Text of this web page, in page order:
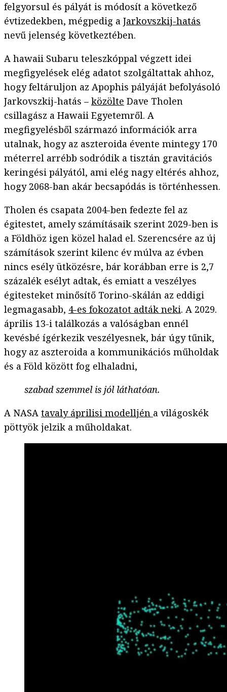
felgyorsul és pályát is módosít a következő
évtizedekben, mégpedig a Jarkovszkij-hatás
nevű jelenség következtében.
A hawaii Subaru teleszkóppal végzett idei
megfigyelések elég adatot szolgáltattak ahhoz,
hogy feltáruljon az Apophis pályáját befolyásoló
Jarkovszkij-hatás – közölte Dave Tholen
csillagász a Hawaii Egyetemről. A
megfigyelésből származó információk arra
utalnak, hogy az aszteroida évente mintegy 170
méterrel arrébb sodródik a tisztán gravitációs
keringési pályától, ami elég nagy eltérés ahhoz,
hogy 2068-ban akár becsapódás is történhessen.
Tholen és csapata 2004-ben fedezte fel az
égitestet, amely számításaik szerint 2029-ben is
a Földhöz igen közel halad el. Szerencsére az új
számítások szerint kilenc év múlva az évben
nincs esély ütközésre, bár korábban erre is 2,7
százalék esélyt adtak, és emiatt a veszélyes
égitesteket minősítő Torino-skálán az eddigi
legmagasabb, 4-es fokozatot adták neki. A 2029.
április 13-i találkozás a valóságban ennél
kevésbé ígérkezik veszélyesnek, bár úgy tűnik,
hogy az aszteroida a kommunikációs műholdak
és a Föld között fog elhaladni,
szabad szemmel is jól láthatóan.
A NASA tavaly áprilisi modelljén a világoskék
pöttyök jelzik a műholdakat.